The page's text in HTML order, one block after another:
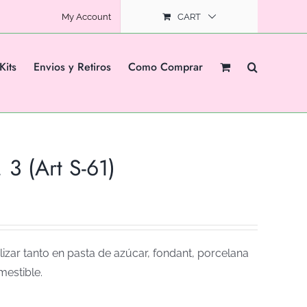
My Account CART
Kits Envios y Retiros Como Comprar
3 (Art S-61)
tanto en pasta de azúcar, fondant, porcelana